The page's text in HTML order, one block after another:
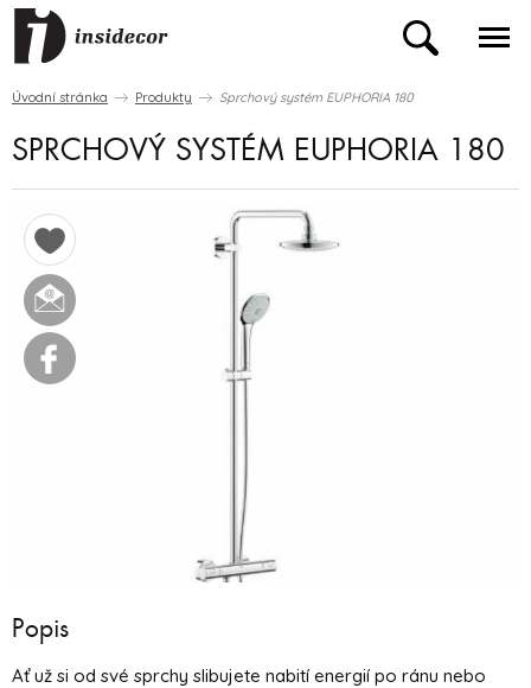
Úvodní stránka Produkty Sprchový systém EUPHORIA 180
SPRCHOVÝ SYSTÉM EUPHORIA 180
Popis
Ať už si od své sprchy slibujete nabití energií po ránu nebo